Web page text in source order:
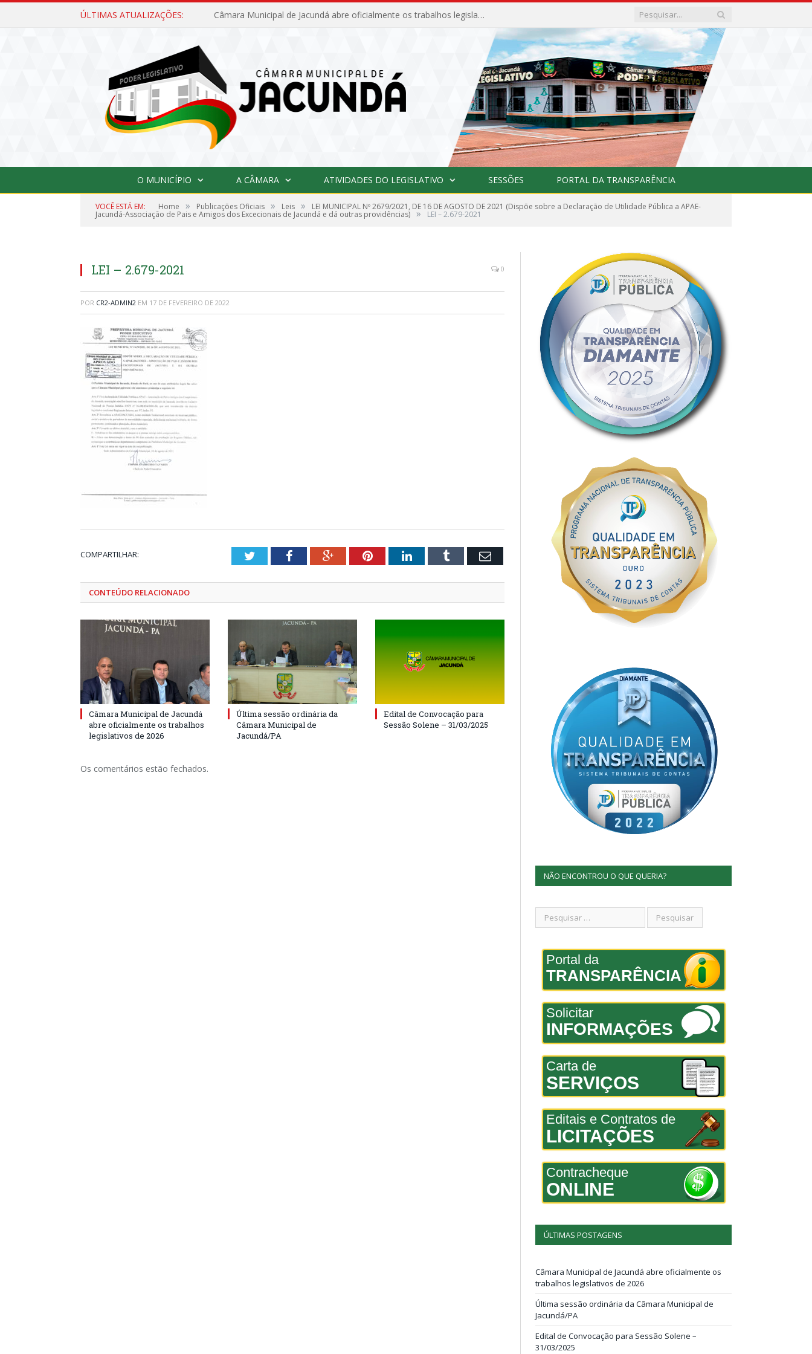
ÚLTIMAS ATUALIZAÇÕES: Câmara Municipal de Jacundá abre oficialmente os trabalhos legislativos de 2026
O MUNICÍPIO A CÂMARA ATIVIDADES DO LEGISLATIVO SESSÕES PORTAL DA TRANSPARÊNCIA
VOCÊ ESTÁ EM: Home » Publicações Oficiais » Leis » LEI MUNICIPAL Nº 2679/2021, DE 16 DE AGOSTO DE 2021 (Dispõe sobre a Declaração de Utilidade Pública a APAE-
Jacundá-Associação de Pais e Amigos dos Excecionais de Jacundá e dá outras providências) » LEI – 2.679-2021
LEI – 2.679-2021 0
POR CR2-ADMIN2 EM 17 DE FEVEREIRO DE 2022
COMPARTILHAR: TwitterFacebookGoogle+PinterestLinkedInTumblr Email
CONTEÚDO RELACIONADO
Câmara Municipal de Jacundá
abre oficialmente os trabalhos
legislativos de 2026
Última sessão ordinária da
Câmara Municipal de
Jacundá/PA
Edital de Convocação para
Sessão Solene – 31/03/2025
Os comentários estão fechados.
NÃO ENCONTROU O QUE QUERIA?
Portal da
TRANSPARÊNCIA
Solicitar
INFORMAÇÕES
Carta de
SERVIÇOS
Editais e Contratos de
LICITAÇÕES
Contracheque
ONLINE
ÚLTIMAS POSTAGENS
Câmara Municipal de Jacundá abre oficialmente os
trabalhos legislativos de 2026
Última sessão ordinária da Câmara Municipal de
Jacundá/PA
Edital de Convocação para Sessão Solene –
31/03/2025